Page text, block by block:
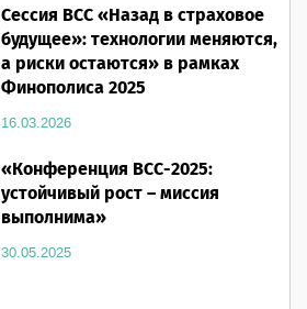
Сессия ВСС «Назад в страховое
будущее»: технологии меняются,
а риски остаются» в рамках
Финополиса 2025
16.03.2026
«Конференция ВСС-2025:
устойчивый рост – миссия
выполнима»
30.05.2025